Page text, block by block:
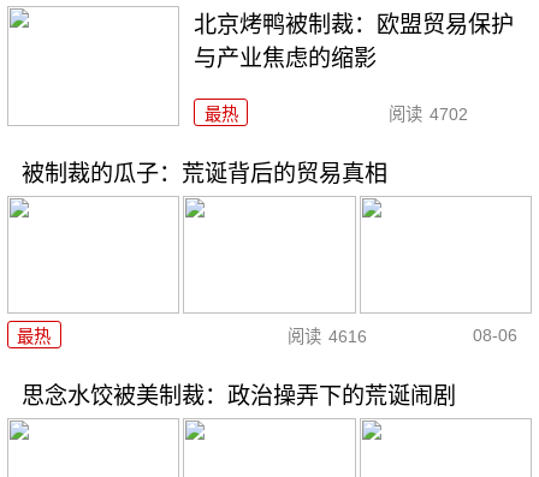
北京烤鸭被制裁：欧盟贸易保护
与产业焦虑的缩影
最热 阅读 4702
被制裁的瓜子：荒诞背后的贸易真相
最热 阅读 4616 08-06
思念水饺被美制裁：政治操弄下的荒诞闹剧